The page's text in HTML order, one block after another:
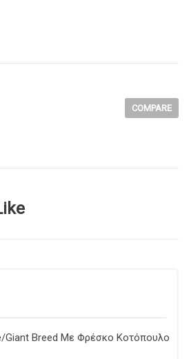
COMPARE
Giant Breed Με Φρέσκο Κοτόπουλο